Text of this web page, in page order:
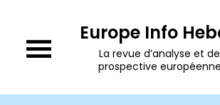
content
Europe Info
La revue d’analyse et de
prospective européenne